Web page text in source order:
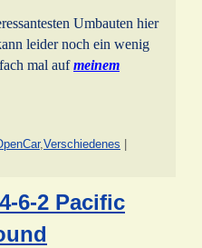
Umbauten hier
leider noch ein wenig
mal aufmeinem
,Verschiedenes
6-2 Pacific